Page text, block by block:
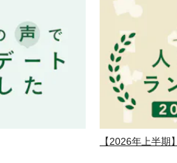
【2026年上半